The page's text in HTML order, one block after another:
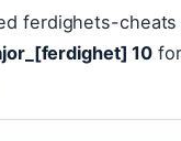
ferdighets-
10